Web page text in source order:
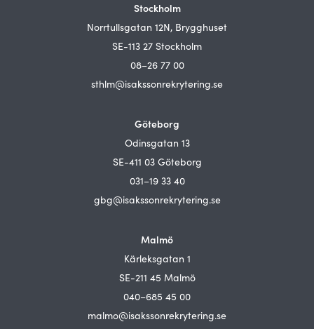
Stockholm
Norrtullsgatan 12N, Brygghuset
SE-113 27 Stockholm
08–26 77 00
sthlm@isakssonrekrytering.se
Göteborg
Odinsgatan 13
SE-411 03 Göteborg
031–19 33 40
gbg@isakssonrekrytering.se
Malmö
Kärleksgatan 1
SE-211 45 Malmö
040–685 45 00
malmo@isakssonrekrytering.se